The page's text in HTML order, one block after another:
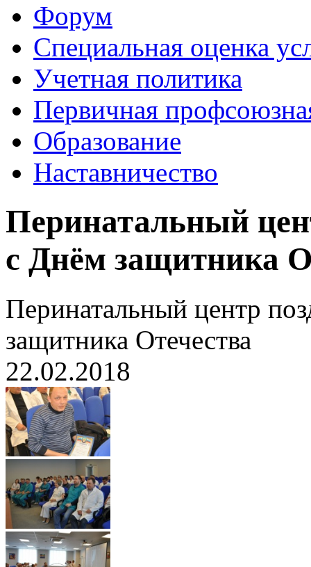
Форум
Специальная оценка
Учетная политика
Первичная
Образование
Наставничество
Перинатальный
с Днём защитника
Перинатальный центр
защитника Отечества
22.02.2018